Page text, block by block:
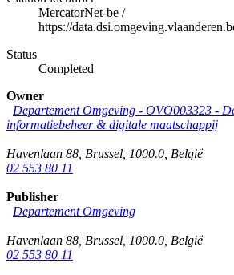
MercatorNet-be /
https://
Status
Completed
Owner
Departement Omgeving - OVO003323 -
informatiebeheer & digitale maatschappij
Havenlaan 88 Brussel 1000.0 België
02 553 80 11
Publisher
Departement Omgeving
Havenlaan 88 Brussel 1000.0 België
02 553 80 11